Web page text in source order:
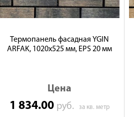
Термопанель фасадная YGIN
ARFAK, 1020х525 мм, EPS 20 мм
Цена
1 834.00 руб. за кв. метр